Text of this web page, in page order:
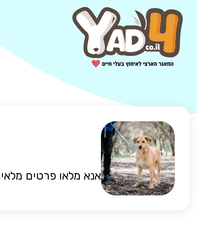
אנא מלאו פרטים